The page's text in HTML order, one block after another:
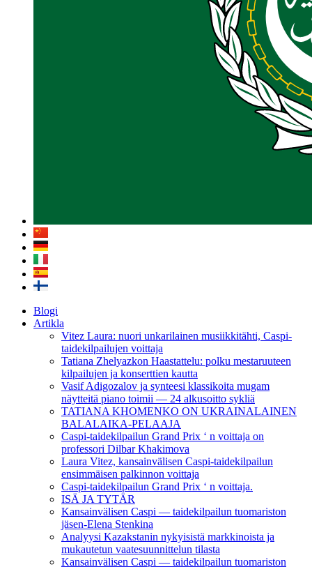
Blogi
Artikla
Vitez Laura: nuori unkarilainen musiikkitähti, Caspi-
taidekilpailujen voittaja
Tatiana Zhelyazkon Haastattelu: polku mestaruuteen
kilpailujen ja konserttien kautta
Vasif Adigozalov ja synteesi klassikoita mugam
näytteitä piano toimii — 24 alkusoitto sykliä
TATIANA KHOMENKO ON UKRAINALAINEN
BALALAIKA-PELAAJA
Caspi-taidekilpailun Grand Prix ‘ n voittaja on
professori Dilbar Khakimova
Laura Vitez, kansainvälisen Caspi-taidekilpailun
ensimmäisen palkinnon voittaja
Caspi-taidekilpailun Grand Prix ‘ n voittaja.
ISÄ JA TYTÄR
Kansainvälisen Caspi — taidekilpailun tuomariston
jäsen-Elena Stenkina
Analyysi Kazakstanin nykyisistä markkinoista ja
mukautetun vaatesuunnittelun tilasta
Kansainvälisen Caspi — taidekilpailun tuomariston